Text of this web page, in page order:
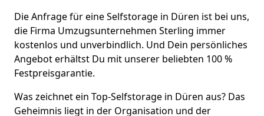
Die Anfrage für eine Selfstorage in Düren ist bei uns,
die Firma Umzugsunternehmen Sterling immer
kostenlos und unverbindlich. Und Dein persönliches
Angebot erhältst Du mit unserer beliebten 100 %
Festpreisgarantie.
Was zeichnet ein Top-Selfstorage in Düren aus? Das
Geheimnis liegt in der Organisation und der